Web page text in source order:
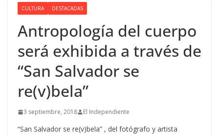
CULTURA DESTACADAS
Antropología del cuerpo
será exhibida a través de
“San Salvador se
re(v)bela”
3 septiembre, 2018 El Independiente
“San Salvador se re(v)bela” , del fotógrafo y artista